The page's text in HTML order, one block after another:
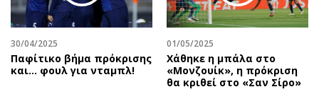
30/04/2025
Παφίτικο βήμα πρόκρισης
και… φουλ για νταμπλ!
01/05/2025
Χάθηκε η μπάλα στο
«Μονζουίκ», η πρόκριση
θα κριθεί στο «Σαν Σίρο»